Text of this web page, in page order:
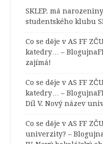
SKLEP. má
studentského klubu
Co se děje v AS FF
katedry… –
zajímá!
Co se děje v AS FF
katedry… –
Díl V. Nový název
Co se děje v AS FF
univerzity? –